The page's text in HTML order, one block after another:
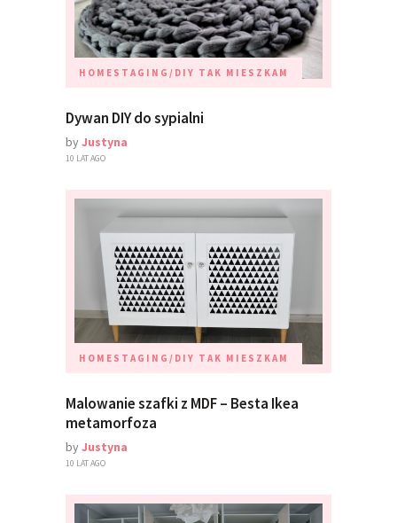
HOMESTAGING/DIY TAK MIESZKAM
Dywan DIY do sypialni
byJustyna
10 LAT AGO
HOMESTAGING/DIY TAK MIESZKAM
Malowanie szafki z MDF – Besta Ikea
metamorfoza
byJustyna
10 LAT AGO